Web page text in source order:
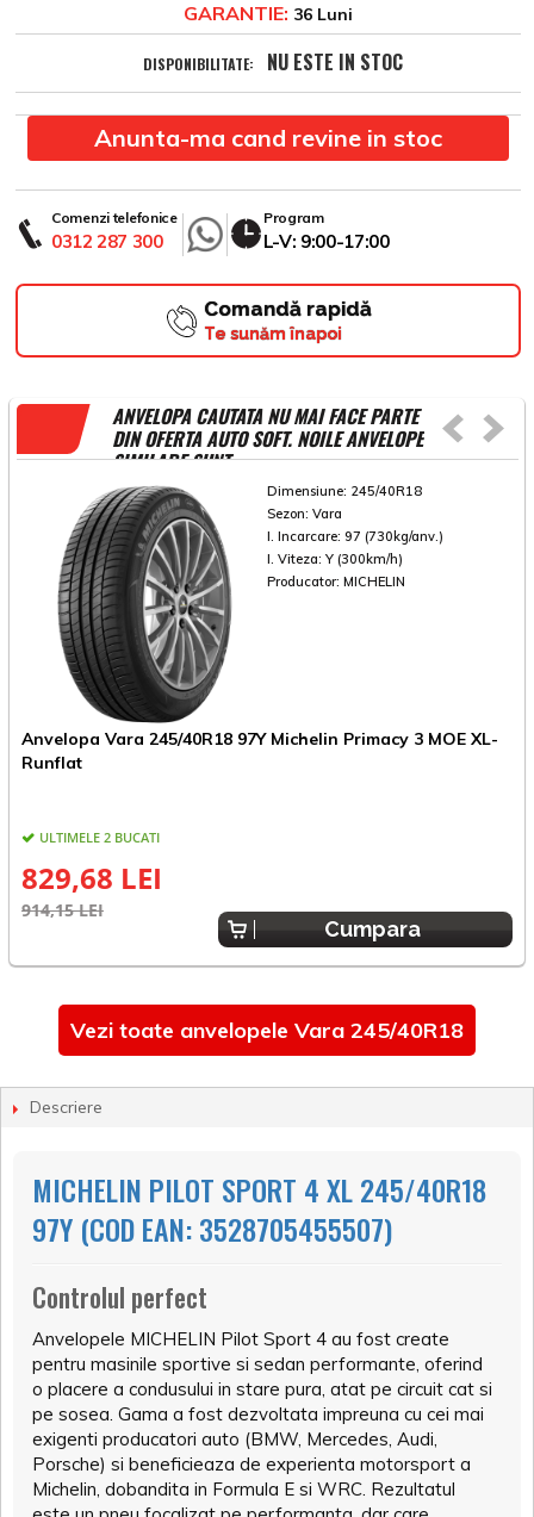
GARANTIE: 36 Luni
DISPONIBILITATE: NU ESTE IN STOC
Anunta-ma cand revine in stoc
Comenzi telefonice
0312 287 300
Program
L-V: 9:00-17:00
Comandă rapidă
Te sunăm înapoi
ANVELOPA CAUTATA NU MAI FACE PARTE
DIN OFERTA AUTO SOFT. NOILE ANVELOPE
SIMILARE SUNT
Dimensiune: 245/40R18
Sezon: Vara
I. Incarcare: 97 (730kg/anv.)
I. Viteza: Y (300km/h)
Producator: MICHELIN
Anvelopa Vara 245/40R18 97Y Michelin Primacy 3 MOE XL-
Runflat
ULTIMELE 2 BUCATI
829,68 LEI
914,15 LEI
Cumpara
Vezi toate anvelopele Vara 245/40R18
Descriere
MICHELIN PILOT SPORT 4 XL 245/40R18
97Y (COD EAN: 3528705455507)
Controlul perfect
Anvelopele MICHELIN Pilot Sport 4 au fost create
pentru masinile sportive si sedan performante, oferind
o placere a condusului in stare pura, atat pe circuit cat si
pe sosea. Gama a fost dezvoltata impreuna cu cei mai
exigenti producatori auto (BMW, Mercedes, Audi,
Porsche) si beneficieaza de experienta motorsport a
Michelin, dobandita in Formula E si WRC. Rezultatul